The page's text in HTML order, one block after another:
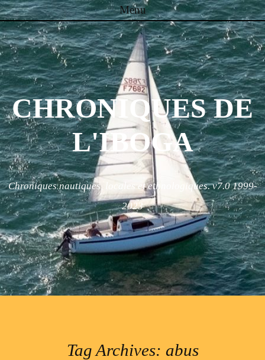
Menu
Skip to content
CHRONIQUES DE
L'IBOGA
Chroniques nautiques, locales et ethnologiques. v7.0 1999-
2023
Tag Archives: abus